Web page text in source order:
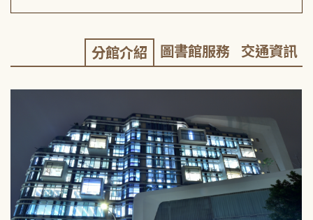
分館介紹 圖書館服務 交通資訊